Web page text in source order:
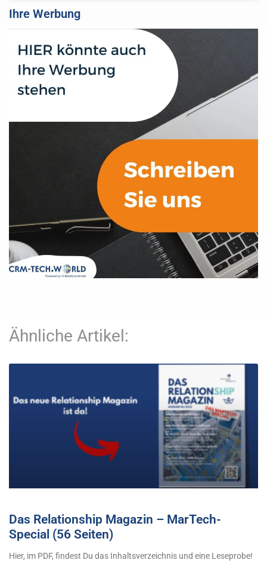
Ihre Werbung
Ähnliche Artikel:
Das Relationship Magazin – MarTech-
Special (56 Seiten)
Hier, im PDF, findest Du das Inhaltsverzeichnis und eine Leseprobe!